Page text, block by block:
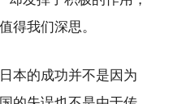
得我们深思。
本的成功并不是因为